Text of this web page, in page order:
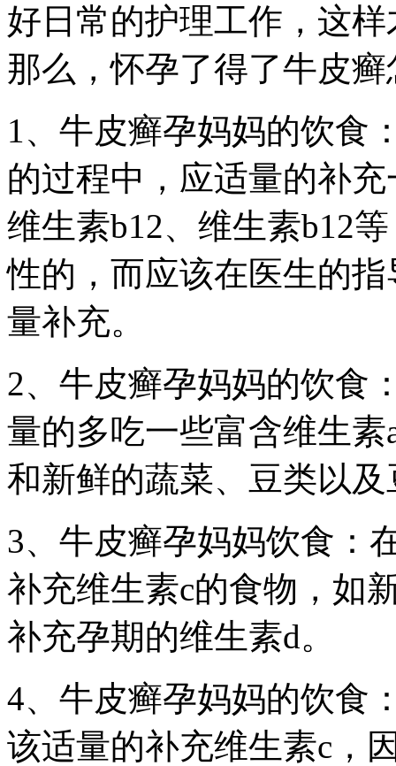
好日常的护理工作，这
那么，怀孕了得了牛皮
1、牛皮癣孕妈妈的饮食
的过程中，应适量的补
维生素b12、维生素b12
性的，而应该在医生的
量补充。
2、牛皮癣孕妈妈的饮食
量的多吃一些富含维生
和新鲜的蔬菜、豆类以
3、牛皮癣孕妈妈饮食：
补充维生素c的食物，如
补充孕期的维生素d。
4、牛皮癣孕妈妈的饮食
该适量的补充维生素c，